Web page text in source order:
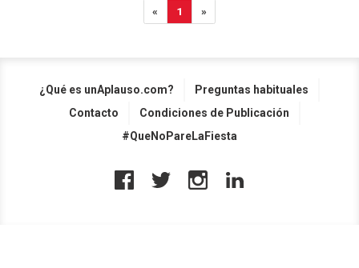
« 1 »
¿Qué es unAplauso.com?
Preguntas habituales
Contacto
Condiciones de Publicación
#QueNoPareLaFiesta